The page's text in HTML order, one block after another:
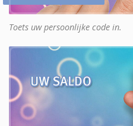
Toets uw persoonlijke code in.